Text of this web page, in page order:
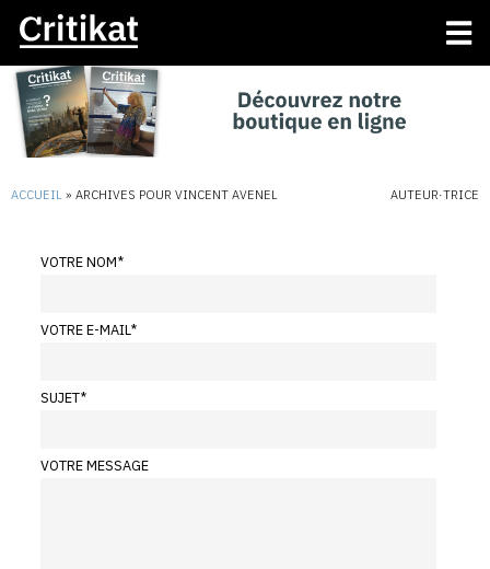
ACCUEIL » ARCHIVES POUR VINCENT AVENEL AUTEUR·TRICE
VOTRE NOM*
VOTRE E-MAIL*
SUJET*
VOTRE MESSAGE